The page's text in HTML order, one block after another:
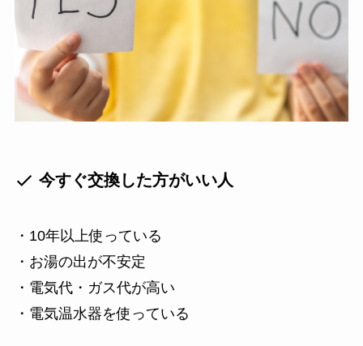
今すぐ交換した方がいい人
・10年以上使っている
・お湯の出が不安定
・電気代・ガス代が高い
・電気温水器を使っている